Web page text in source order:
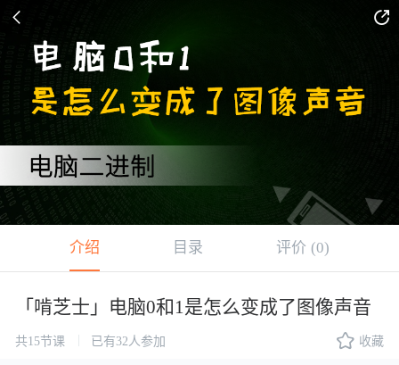
 
介绍 目录 评价 (0)
「啃芝士」电脑0和1是怎么变成了图像声音
共15节课 已有32人参加  收藏